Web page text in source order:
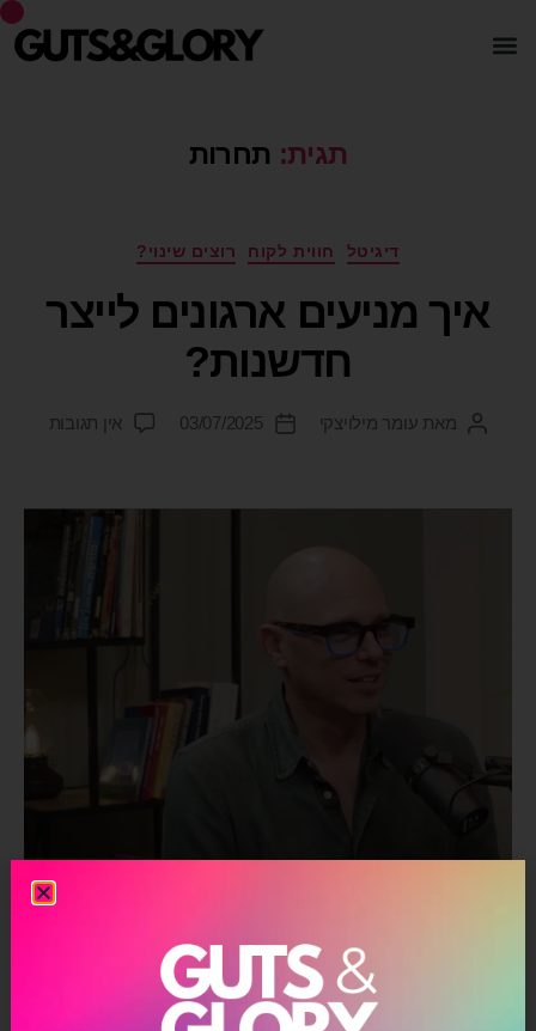
תגית: תחרות
דיגיטל חווית לקוח רוצים שינוי?
איך מניעים ארגונים לייצר
חדשנות?
מאת עומר מילויצקי 03/07/2025 אין תגובות